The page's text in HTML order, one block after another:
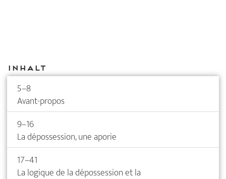
Inhalt
5–8
Avant-propos
9–16
La dépossession, une aporie
17–41
La logique de la dépossession et la